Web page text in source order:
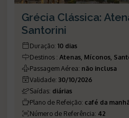
Grécia Clássica:
Santorini
Duração: 10 dias
Destinos : Atenas, Míconos,
Passagem Aérea: não inclusa
Validade: 30/10/2026
Saídas: diárias
Plano de Refeição: café da
Número de Referência: 42